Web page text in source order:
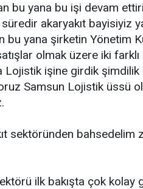
bu yana bu işi devam
akaryakıt bayisiyiz
bu yana şirketin Yönetim
olmak üzere iki farklı
Lojistik işine girdik şimdilik
Samsun Lojistik üssü
sektöründen bahsedelim
ilk bakışta çok kolay